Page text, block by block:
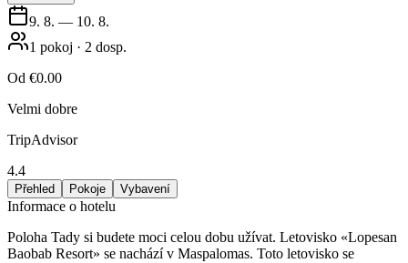
9. 8. — 10. 8.
1 pokoj · 2 dosp.
Od €0.00
Velmi dobre
TripAdvisor
4.4
Přehled Pokoje Vybavení
Informace o hotelu
Poloha Tady si budete moci celou dobu užívat. Letovisko «Lopesan
Baobab Resort» se nachází v Maspalomas. Toto letovisko se